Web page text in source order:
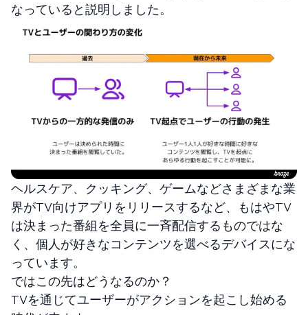
なっていると説明しました。
ヘルスケア、クッキング、ゲームなどさまざまな業
界がTV向けアプリをリリースするなど、もはやTV
は決まった番組を全員に一斉配信するものではな
く、個人が好きなコンテンツを選べるデバイスにな
っています。
ではこの先はどうなるのか？
TVを通じてユーザーがアクションを起こし始める